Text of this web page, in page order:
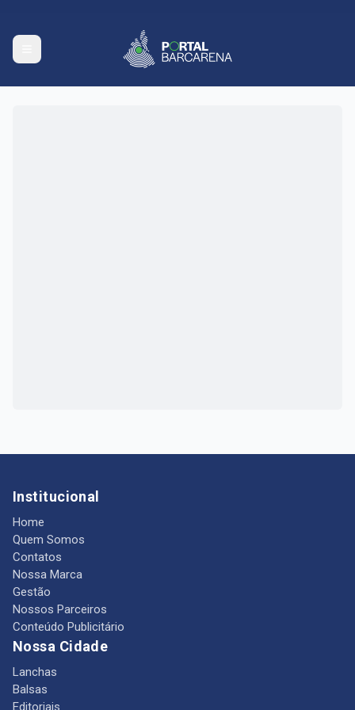
Institucional
Home
Quem Somos
Contatos
Nossa Marca
Gestão
Nossos Parceiros
Conteúdo Publicitário
Nossa Cidade
Lanchas
Balsas
Editoriais